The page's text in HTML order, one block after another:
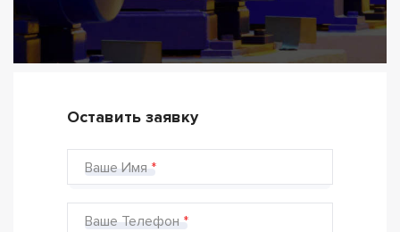
Оставить заявку
Ваше Имя
Ваше Телефон